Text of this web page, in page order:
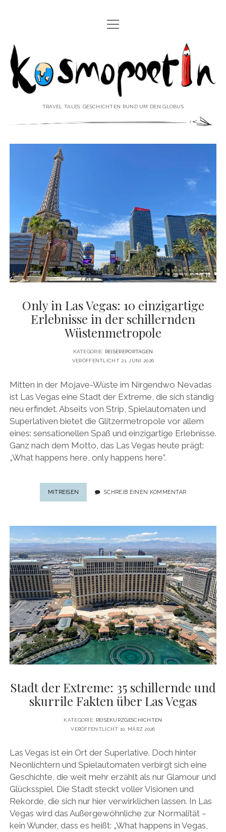
REISEREPORTAGEN
REISEPOESIE
REISEKOLUMNEN
IMPRESSUM
DATENSCHUTZERKLÄRUNG
♥ ÜBER DIE AUTORIN Menü
öffnen
VITA
PRESSE & MEDIEN
MEDIADATEN
twitterfacebook
pinterestyoutubeinstagram
Menü
öffnen
Kosmopoetin
TRAVEL TALES: GESCHICHTEN RUND UM DEN GLOBUS
Only in Las Vegas: 10 einzigartige
Erlebnisse in der schillernden
Wüstenmetropole
KATEGORIE: REISEREPORTAGEN
VERÖFFENTLICHT 21. JUNI 2026
Mitten in der Mojave-Wüste im Nirgendwo Nevadas
ist Las Vegas eine Stadt der Extreme, die sich ständig
neu erfindet. Abseits von Strip, Spielautomaten und
Superlativen bietet die Glitzermetropole vor allem
eines: sensationellen Spaß und einzigartige Erlebnisse.
Ganz nach dem Motto, das Las Vegas heute prägt:
„What happens here, only happens here”.
MITREISEN
IN
EINZIGARTIGE
ERLEBNISSE
IN
DER
SCHILLERNDEN
WÜSTENMETROPOLE
SCHREIB EINEN KOMMENTAR
Stadt der Extreme: 35 schillernde und
skurrile Fakten über Las Vegas
KATEGORIE: REISEKURZGESCHICHTEN
VERÖFFENTLICHT 10. MÄRZ 2026
Las Vegas ist ein Ort der Superlative. Doch hinter
Neonlichtern und Spielautomaten verbirgt sich eine
Geschichte, die weit mehr erzählt als nur Glamour und
Glücksspiel. Die Stadt steckt voller Visionen und
Rekorde, die sich nur hier verwirklichen lassen. In Las
Vegas wird das Außergewöhnliche zur Normalität –
kein Wunder, dass es heißt: „What happens in Vegas,